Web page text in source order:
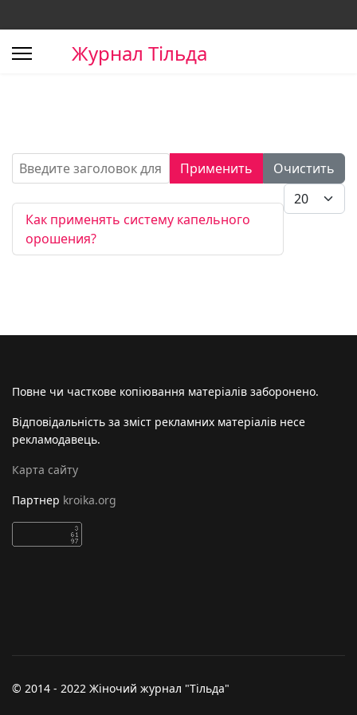
Журнал Тільда
Введите заголовок для поиска...Применить
Очистить
Кол-во
Как применять систему капельного
орошения?
Повне чи часткове копіювання матеріалів заборонено.
Відповідальність за зміст рекламних матеріалів несе
рекламодавець.
Карта сайту
Партнер kroika.org
© 2014 - 2022 Жіночий журнал "Тільда"